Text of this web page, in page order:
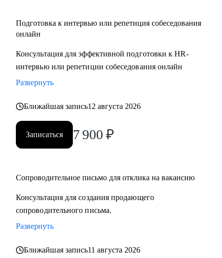
Подготовка к интервью или репетиция собеседования
онлайн
Консультация для эффективной подготовки к HR-
интервью или репетиции собеседования онлайн
Развернуть
Ближайшая запись12 августа 2026
Записаться 7 900 ₽
Сопроводительное письмо для отклика на вакансию
Консультация для создания продающего
сопроводительного письма.
Развернуть
Ближайшая запись11 августа 2026